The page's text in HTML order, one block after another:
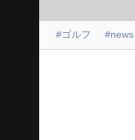
#ゴルフ #news